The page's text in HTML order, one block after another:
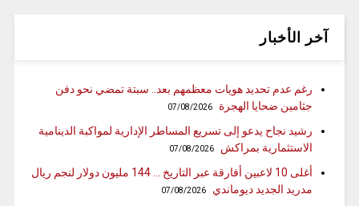
آخر الأخبار
رغم عدم تحديد هويات معظمهم بعد.. سبتة تمضي نحو دفن
جثامين ضحايا الهجرة
07/08/2026
رشيد نجاح يدعو إلى تسريع المساطر الإدارية لمواكبة الدينامية
الاستثمارية بمراكش
07/08/2026
أغلى 10 لاعبين أفارقة عبر التاريخ … 144 مليون دولار لنجم ريال
مدريد الجديد ديوماندي
07/08/2026